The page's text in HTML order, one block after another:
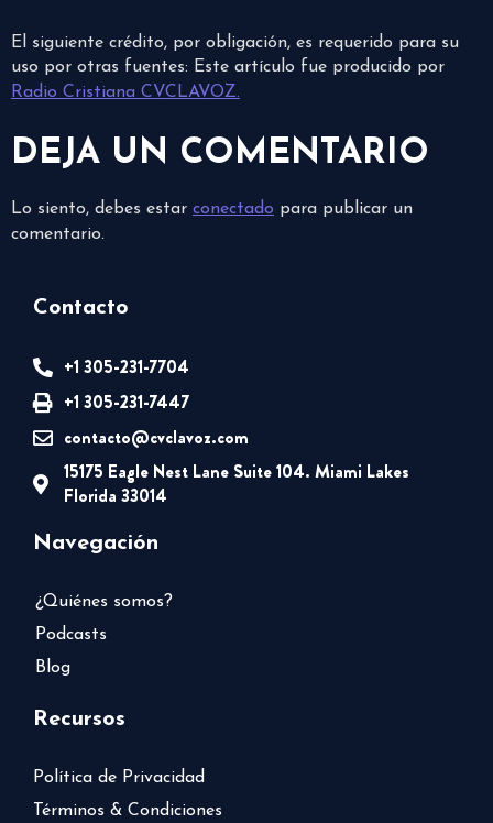
El siguiente crédito, por obligación, es requerido para su
uso por otras fuentes: Este artículo fue producido por
Radio Cristiana CVCLAVOZ.
DEJA UN COMENTARIO
Lo siento, debes estar conectado para publicar un
comentario.
Contacto
+1 305-231-7704
+1 305-231-7447
contacto@cvclavoz.com
15175 Eagle Nest Lane Suite 104. Miami Lakes
Florida 33014
Navegación
¿Quiénes somos?
Podcasts
Blog
Recursos
Política de Privacidad
Términos & Condiciones